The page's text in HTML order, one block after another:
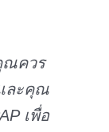
ณควร
ละคุณ
เพื่อ